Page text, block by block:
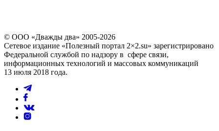
© ООО «Дважды два» 2005-2026
Сетевое издание «Полезный портал 2×2.su» зарегистрировано
Федеральной службой по надзору в сфере связи,
информационных технологий и массовых коммуникаций
13 июля 2018 года.